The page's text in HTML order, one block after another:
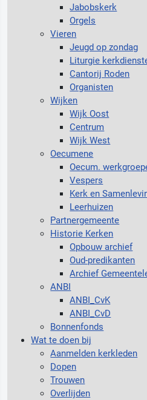
Jabobskerk
Orgels
Vieren
Jeugd op zondag
Liturgie
Cantorij Roden
Organisten
Wijken
Wijk Oost
Centrum
Wijk West
Oecumene
Oecum.
Vespers
Kerk en
Leerhuizen
Partnergemeente
Historie Kerken
Opbouw archief
Oud-predikanten
Archief
ANBI
ANBI_CvK
ANBI_CvD
Bonnenfonds
Wat te doen bij
Aanmelden kerkleden
Dopen
Trouwen
Overlijden